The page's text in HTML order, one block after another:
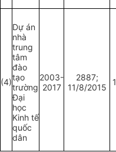
(4)
Dự án
nhà
trung
tâm
đào
tạo
trường
Đại
học
Kinh tế
quốc
dân
2003-
2017
2887;
11/8/2015